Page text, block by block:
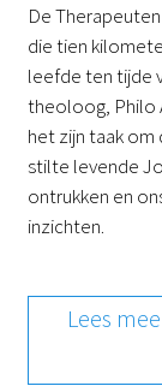
De
die tien
leefde ten tijde
theoloog, Philo
het zijn taak
stilte levende
ontrukken en
inzichten.
Lees